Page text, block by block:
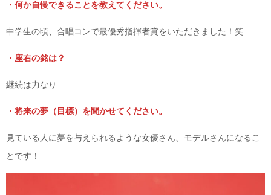
・何か自慢できることを教えてください。
中学生の頃、合唱コンで最優秀指揮者賞をいただきました！笑
・座右の銘は？
継続は力なり
・将来の夢（目標）を聞かせてください。
見ている人に夢を与えられるような女優さん、モデルさんになるこ
とです！